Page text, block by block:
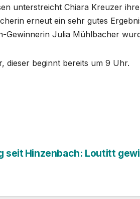
unterstreicht Chiara Kreuzer
erneut ein sehr gutes
Gewinnerin Julia Mühlbacher
dieser beginnt bereits um 9 Uhr.
Hinzenbach: Loutitt
seit